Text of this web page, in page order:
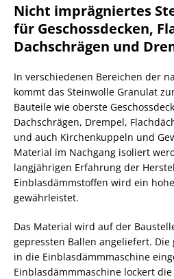
Nicht imprägniertes
für Geschossdecken,
Dachschrägen und
In verschiedenen Bereichen der
kommt das Steinwolle Granulat
Bauteile wie oberste
Dachschrägen, Drempel,
und auch Kirchenkuppeln und
Material im Nachgang isoliert
langjährigen Erfahrung der
Einblasdämmstoffen wird ein
gewährleistet.
Das Material wird auf der
gepressten Ballen angeliefert.
in die Einblasdämmmaschine
Einblasdämmmaschine lockert